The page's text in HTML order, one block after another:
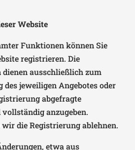
Website
Funktionen können Sie
registrieren. Die
ausschließlich zum
des jeweiligen Angebotes oder
abgefragte
anzugeben.
die Registrierung ablehnen.
etwa aus